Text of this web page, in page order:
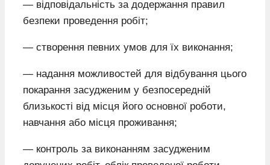
— відповідальність за додержання правил
безпеки проведення робіт;
— створення певних умов для їх виконання;
— надання можливостей для відбування цього
покарання засудженим у безпосередній
близькості від місця його основної роботи,
навчання або місця проживання;
— контроль за виконанням засудженим